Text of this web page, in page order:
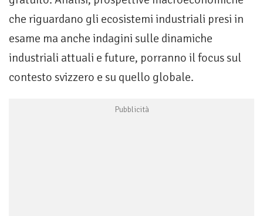
che riguardano gli ecosistemi industriali presi in
esame ma anche indagini sulle dinamiche
industriali attuali e future, porranno il focus sul
contesto svizzero e su quello globale.